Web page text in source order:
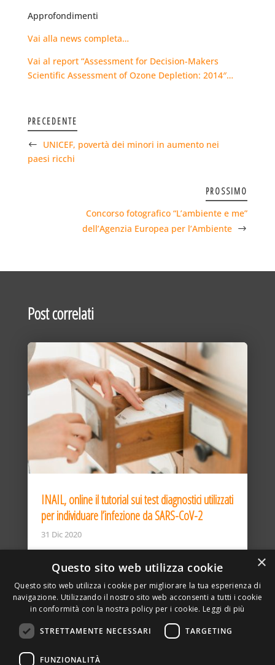
Approfondimenti
Vai alla news completa…
Vai al report “Assessment for Decision-Makers
Scientific Assessment of Ozone Depletion: 2014″…
PRECEDENTE
UNICEF, povertà dei minori in aumento nei
paesi ricchi
PROSSIMO
Concorso fotografico “L’ambiente e me”
dell’Agenzia Europea per l’Ambiente
Post correlati
INAIL, online il tutorial sui test diagnostici utilizzati
per individuare l’infezione da SARS-CoV-2
31 Dic 2020
DELLA TORRE, 15 – 20127 – MILANO – P. IVA
×
Questo sito web utilizza cookie
Questo sito web utilizza i cookie per migliorare la tua esperienza di
navigazione. Utilizzando il nostro sito web acconsenti a tutti i cookie
in conformità con la nostra policy per i cookie. Leggi di più
STRETTAMENTE NECESSARI TARGETING
FUNZIONALITÀ